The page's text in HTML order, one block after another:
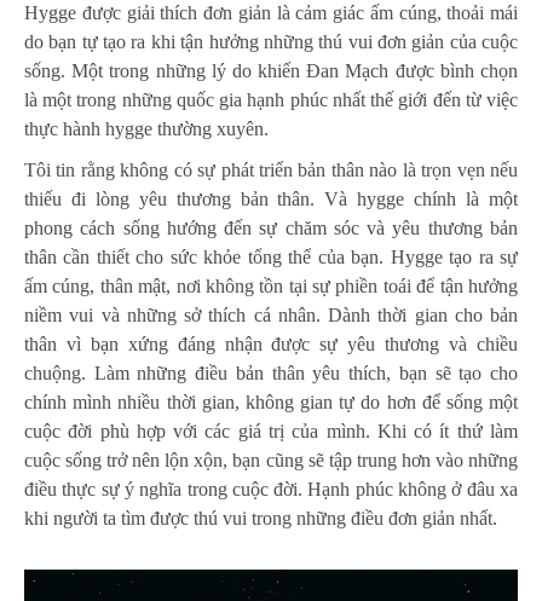
Hygge được giải thích đơn giản là cảm giác ấm cúng, thoải mái
do bạn tự tạo ra khi tận hưởng những thú vui đơn giản của cuộc
sống. Một trong những lý do khiến Đan Mạch được bình chọn
là một trong những quốc gia hạnh phúc nhất thế giới đến từ việc
thực hành hygge thường xuyên.
Tôi tin rằng không có sự phát triển bản thân nào là trọn vẹn nếu
thiếu đi lòng yêu thương bản thân. Và hygge chính là một
phong cách sống hướng đến sự chăm sóc và yêu thương bản
thân cần thiết cho sức khỏe tổng thể của bạn. Hygge tạo ra sự
ấm cúng, thân mật, nơi không tồn tại sự phiền toái để tận hưởng
niềm vui và những sở thích cá nhân. Dành thời gian cho bản
thân vì bạn xứng đáng nhận được sự yêu thương và chiều
chuộng. Làm những điều bản thân yêu thích, bạn sẽ tạo cho
chính mình nhiều thời gian, không gian tự do hơn để sống một
cuộc đời phù hợp với các giá trị của mình. Khi có ít thứ làm
cuộc sống trở nên lộn xộn, bạn cũng sẽ tập trung hơn vào những
điều thực sự ý nghĩa trong cuộc đời. Hạnh phúc không ở đâu xa
khi người ta tìm được thú vui trong những điều đơn giản nhất.